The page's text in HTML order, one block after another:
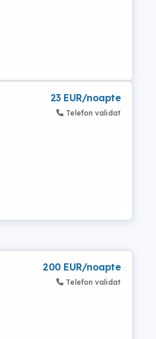
23 EUR/noapte
Telefon validat
200 EUR/noapte
Telefon validat